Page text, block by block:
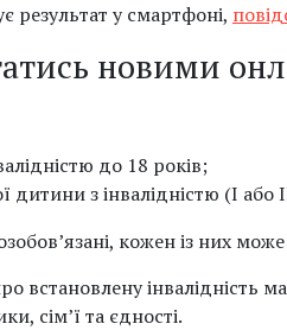
результат у смартфоні,
новими
до 18 років;
дитини з інвалідністю (I або
кожен із них
встановлену інвалідність
сім’ї та єдності.